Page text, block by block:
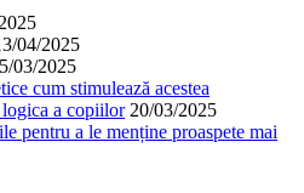
04/2025
03/2025
cum stimulează acestea
logica a copiilor 20/03/2025
pentru a le menține proaspete mai